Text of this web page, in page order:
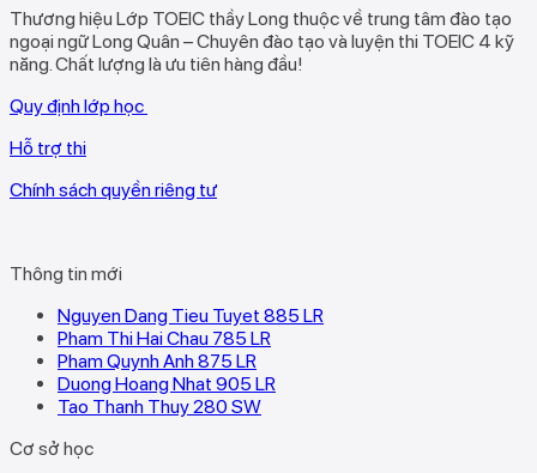
Thương hiệu Lớp TOEIC thầy Long thuộc về trung tâm đào tạo
ngoại ngữ Long Quân – Chuyên đào tạo và luyện thi TOEIC 4 kỹ
năng. Chất lượng là ưu tiên hàng đầu!
Quy định lớp học
Hỗ trợ thi
Chính sách quyền riêng tư
Thông tin mới
Nguyen Dang Tieu Tuyet 885 LR
Pham Thi Hai Chau 785 LR
Pham Quynh Anh 875 LR
Duong Hoang Nhat 905 LR
Tao Thanh Thuy 280 SW
Cơ sở học